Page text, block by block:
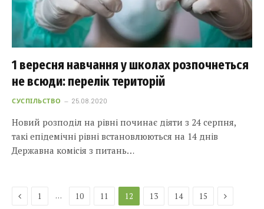
1 вересня навчання у школах розпочнеться
не всюди: перелік територій
СУСПІЛЬСТВО 25.08.2020
Новий розподіл на рівні починає діяти з 24 серпня,
такі епідемічні рівні встановлюються на 14 днів
Державна комісія з питань…
Previous
1 … 10 11 12 13 14 15 Next